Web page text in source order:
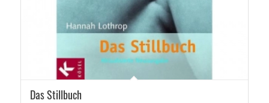
Das Stillbuch